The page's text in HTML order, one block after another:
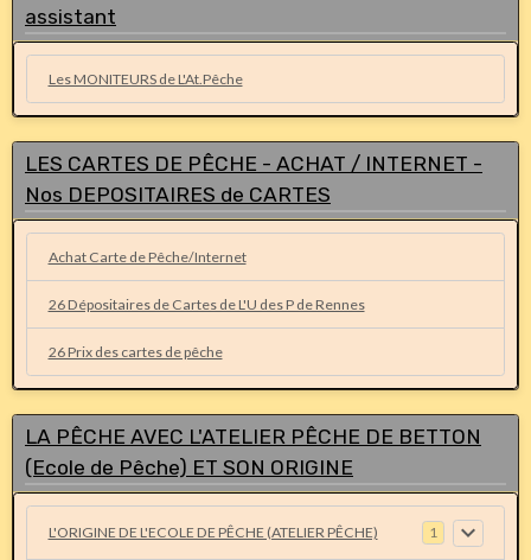
assistant
Les MONITEURS de L'At.Pêche
LES CARTES DE PÊCHE - ACHAT / INTERNET -
Nos DEPOSITAIRES de CARTES
Achat Carte de Pêche/Internet
26 Dépositaires de Cartes de L'U des P de Rennes
26 Prix des cartes de pêche
LA PÊCHE AVEC L'ATELIER PÊCHE DE BETTON
(Ecole de Pêche) ET SON ORIGINE
L'ORIGINE DE L'ECOLE DE PÊCHE (ATELIER PÊCHE) 1